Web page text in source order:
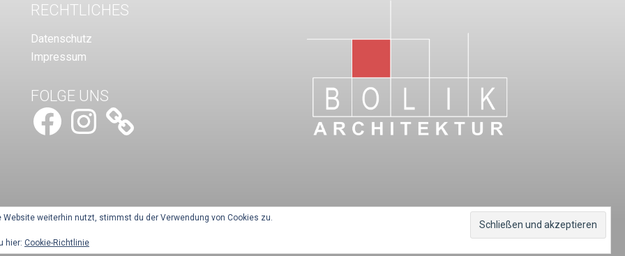
RECHTLICHES
Datenschutz
Impressum
FOLGE UNS
FacebookInstagram
weiterhin nutzt, stimmst du der Verwendung von Cookies zu.
hier: Cookie-Richtlinie